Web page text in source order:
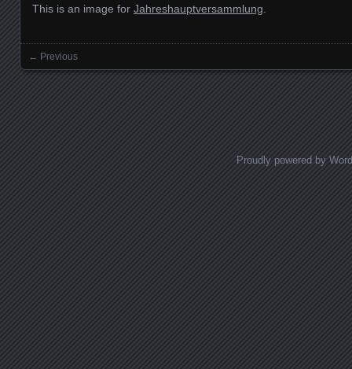
This is an image for Jahreshauptversammlung
Images navigation
← Previous
Proudly powered by